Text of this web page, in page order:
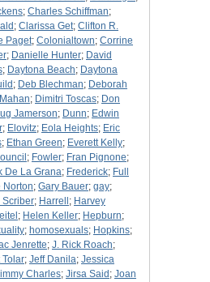
; Charles Schiffman;
; Clarissa Get; Clifton R.
Paget; Colonialtown; Corrine
; Danielle Hunter; David
; Daytona Beach; Daytona
; Deb Blechman; Deborah
; Dimitri Toscas; Don
Jamerson; Dunn; Edwin
; Elovitz; Eola Heights; Eric
; Ethan Green; Everett Kelly;
; Fowler; Fran Pignone;
De La Grana; Frederick; Full
Norton; Gary Bauer; gay;
Scriber; Harrell ; Harvey
; Helen Keller; Hepburn;
; homosexuals; Hopkins;
Jenrette; J. Rick Roach;
Tolar; Jeff Danila; Jessica
Charles; Jirsa Said ; Joan